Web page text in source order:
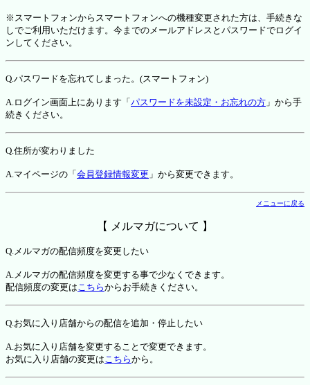
※スマートフォンからスマートフォンへの機種変更された方は、手続きな
しでご利用いただけます。今までのメールアドレスとパスワードでログイ
ンしてください。
Q.パスワードを忘れてしまった。(スマートフォン)
A.ログイン画面上にあります「 パスワードを未設定・お忘れの方 」から手
続きください。
Q.住所が変わりました
A.マイページの「 会員登録情報変更 」から変更できます。
メニューに戻る
【 メルマガについて 】
Q.メルマガの配信頻度を変更したい
A.メルマガの配信頻度を変更する事で少なくできます。
配信頻度の変更はこちらからお手続きください。
Q.お気に入り店舗からの配信を追加・停止したい
A.お気に入り店舗を変更することで変更できます。
お気に入り店舗の変更はこちらから。